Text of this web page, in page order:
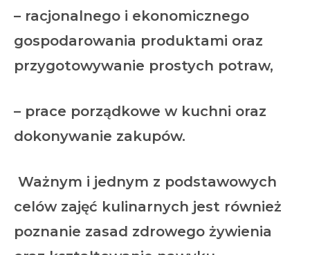
– racjonalnego i ekonomicznego
gospodarowania produktami oraz
przygotowywanie prostych potraw,
– prace porządkowe w kuchni oraz
dokonywanie zakupów.
Ważnym i jednym z podstawowych
celów zajęć kulinarnych jest również
poznanie zasad zdrowego żywienia